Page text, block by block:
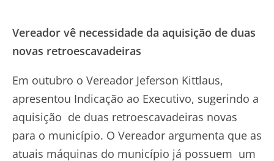
Vereador vê necessidade da aquisição de duas
novas retroescavadeiras
Em outubro o Vereador Jeferson Kittlaus,
apresentou Indicação ao Executivo, sugerindo a
aquisição de duas retroescavadeiras novas
para o município. O Vereador argumenta que as
atuais máquinas do município já possuem um